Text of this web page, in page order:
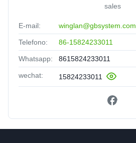
sales
E-mail: winglan@gbsystem.com
Telefono: 86-15824233011
Whatsapp: 8615824233011
wechat: 15824233011